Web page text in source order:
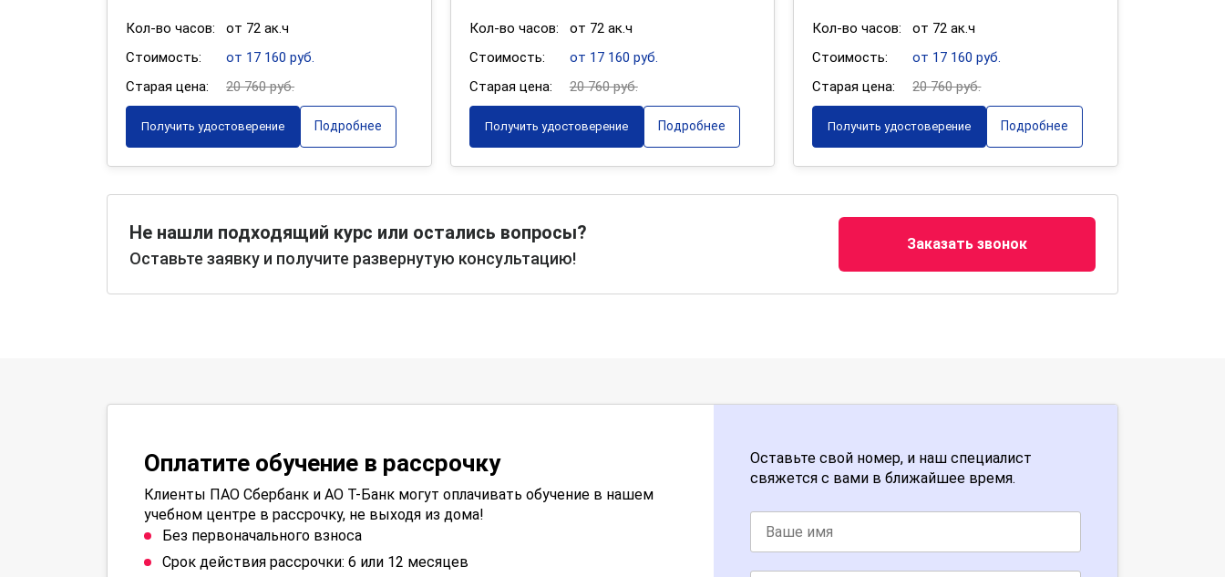
Кол-во часов:
от 72 ак.ч
Стоимость:
от 17 160 руб.
Старая цена:
20 760 руб.
Получить удостоверение Подробнее
Кол-во часов:
от 72 ак.ч
Стоимость:
от 17 160 руб.
Старая цена:
20 760 руб.
Получить удостоверение Подробнее
Кол-во часов:
от 72 ак.ч
Стоимость:
от 17 160 руб.
Старая цена:
20 760 руб.
Получить удостоверение Подробнее
Не нашли подходящий курс или остались вопросы?
Оставьте заявку и получите развернутую консультацию!
Заказать звонок
Оплатите обучение в рассрочку
Клиенты ПАО Сбербанк и АО Т-Банк могут оплачивать обучение в нашем
учебном центре в рассрочку, не выходя из дома!
Без первоначального взноса
Срок действия рассрочки: 6 или 12 месяцев
Оставьте свой номер, и наш специалист
свяжется с вами в ближайшее время.